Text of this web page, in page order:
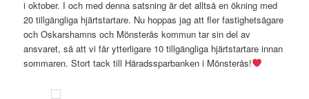
i oktober. I och med denna satsning är det alltså en ökning med
20 tillgängliga hjärtstartare. Nu hoppas jag att fler fastighetsägare
och Oskarshamns och Mönsterås kommun tar sin del av
ansvaret, så att vi får ytterligare 10 tillgängliga hjärtstartare innan
sommaren. Stort tack till Häradssparbanken i Mönsterås!